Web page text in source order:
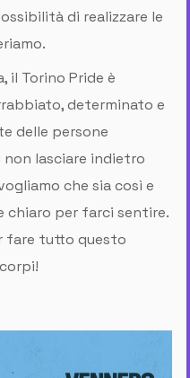
di realizzare le
il Torino Pride è
determinato e
delle persone
lasciare indietro
che sia così e
chiaro per farci sentire.
fare tutto questo